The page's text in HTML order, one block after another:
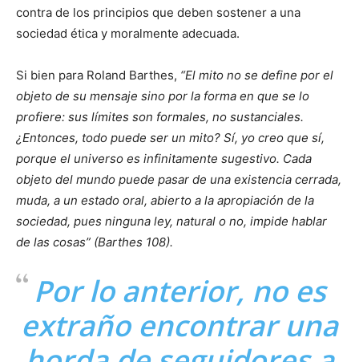
contra de los principios que deben sostener a una
sociedad ética y moralmente adecuada.
Si bien para Roland Barthes, “El mito no se define por el
objeto de su mensaje sino por la forma en que se lo
profiere: sus límites son formales, no sustanciales.
¿Entonces, todo puede ser un mito? Sí, yo creo que sí,
porque el universo es infinitamente sugestivo. Cada
objeto del mundo puede pasar de una existencia cerrada,
muda, a un estado oral, abierto a la apropiación de la
sociedad, pues ninguna ley, natural o no, impide hablar
de las cosas” (Barthes 108).
Por lo anterior, no es
extraño encontrar una